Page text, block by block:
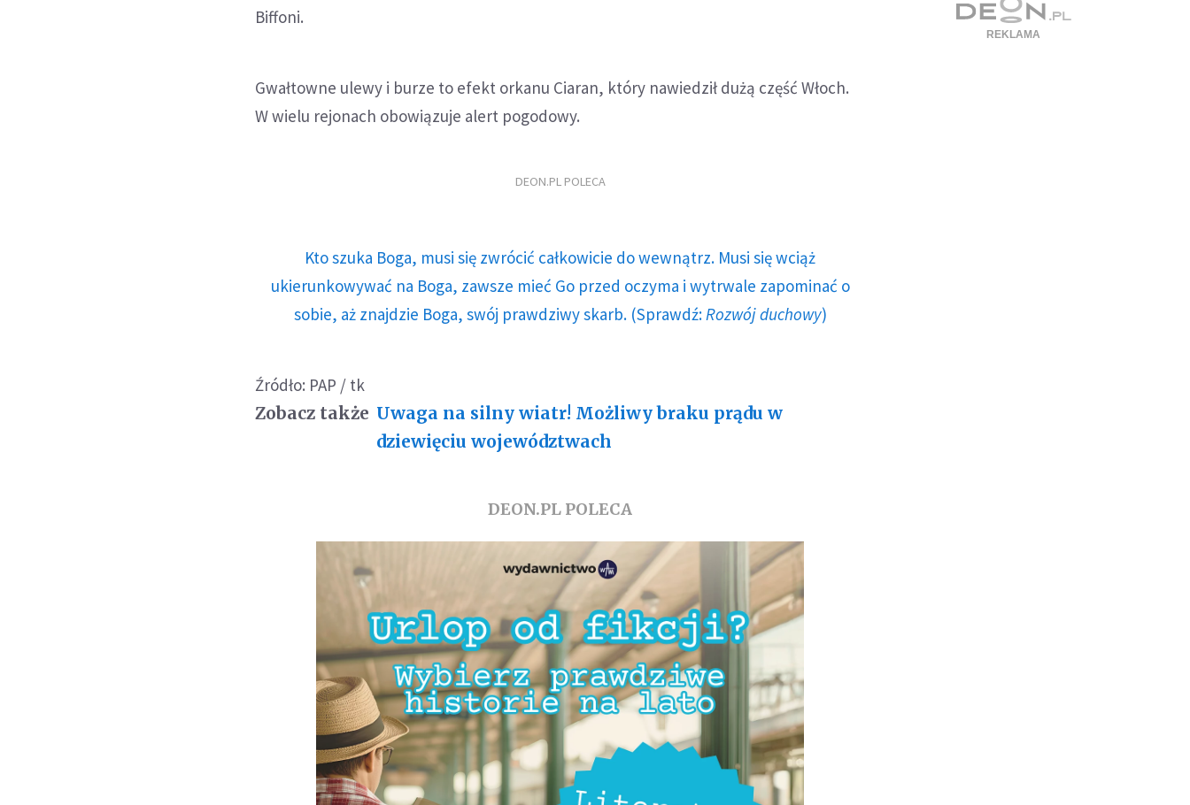
Biffoni.
Gwałtowne ulewy i burze to efekt orkanu Ciaran, który nawiedził dużą część Włoch.
W wielu rejonach obowiązuje alert pogodowy.
DEON.PL POLECA
Kto szuka Boga, musi się zwrócić całkowicie do wewnątrz. Musi się wciąż
ukierunkowywać na Boga, zawsze mieć Go przed oczyma i wytrwale zapominać o
sobie, aż znajdzie Boga, swój prawdziwy skarb. (Sprawdź: Rozwój duchowy)
Źródło: PAP / tk
Zobacz także Uwaga na silny wiatr! Możliwy braku prądu w
dziewięciu województwach
DEON.PL POLECA